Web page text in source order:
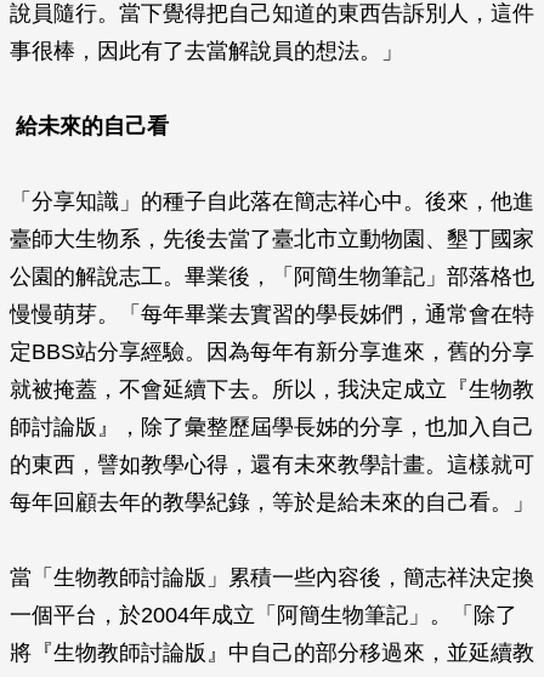
說員隨行。當下覺得把自己知道的東西告訴別人，這件
事很棒，因此有了去當解說員的想法。」
給未來的自己看
「分享知識」的種子自此落在簡志祥心中。後來，他進
臺師大生物系，先後去當了臺北市立動物園、墾丁國家
公園的解說志工。畢業後，「阿簡生物筆記」部落格也
慢慢萌芽。「每年畢業去實習的學長姊們，通常會在特
定BBS站分享經驗。因為每年有新分享進來，舊的分享
就被掩蓋，不會延續下去。所以，我決定成立『生物教
師討論版』，除了彙整歷屆學長姊的分享，也加入自己
的東西，譬如教學心得，還有未來教學計畫。這樣就可
每年回顧去年的教學紀錄，等於是給未來的自己看。」
當「生物教師討論版」累積一些內容後，簡志祥決定換
一個平台，於2004年成立「阿簡生物筆記」。「除了
將『生物教師討論版』中自己的部分移過來，並延續教